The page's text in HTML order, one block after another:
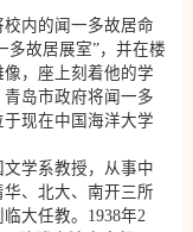
内的闻一多故居命
多故居展室”，并在楼
，座上刻着他的学
岛市政府将闻一多
现在中国海洋大学
学系教授，从事中
、北大、南开三所
大任教。1938年2